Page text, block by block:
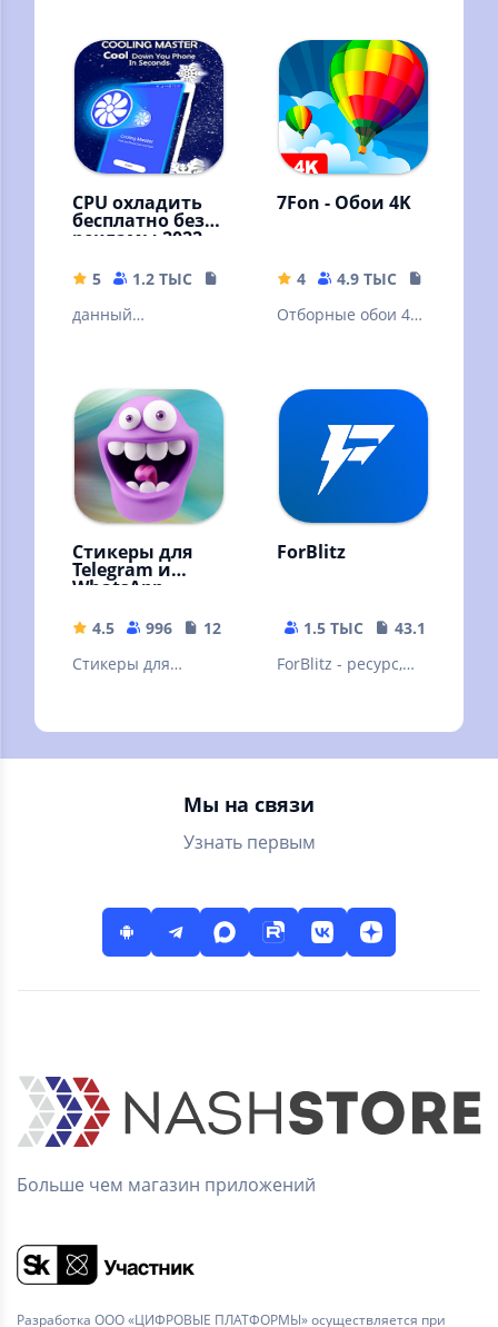
EMUI
CPU охладить
бесплатно без
рекламы 2022
5 1.2 ТЫС
9.81 MB
данный
охладить ваш
процессор (cooler)
до низких
температур
7Fon - Обои 4K
4 4.9 ТЫС
Отборные обои 4K
каждый час!
Стикеры для
Telegram и
WhatsApp
4.5 996
12.74 MB
Стикеры для
ForBlitz
1.5 ТЫС
43.19 MB
ForBlitz - ресурс,
Blitz и других игр
Мы на связи
Узнать первым
Больше чем магазин приложений
Разработка ООО «ЦИФРОВЫЕ ПЛАТФОРМЫ» осуществляется при